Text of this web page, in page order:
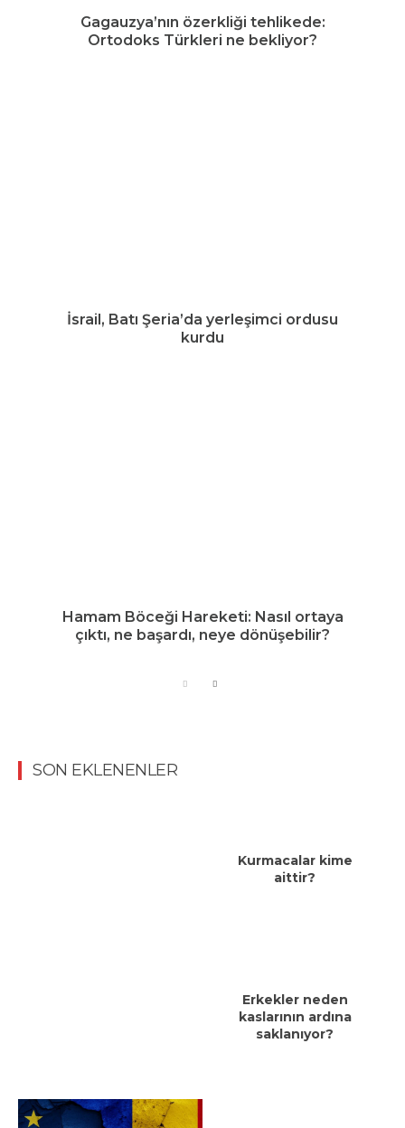
Gagauzya’nın özerkliği tehlikede:
Ortodoks Türkleri ne bekliyor?
İsrail, Batı Şeria’da yerleşimci ordusu
kurdu
Hamam Böceği Hareketi: Nasıl ortaya
çıktı, ne başardı, neye dönüşebilir?
SON EKLENENLER
Kurmacalar kime
aittir?
Erkekler neden
kaslarının ardına
saklanıyor?